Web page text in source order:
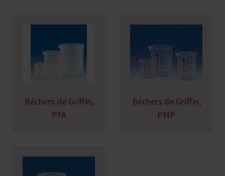
Béchers de Griffin,
PFA
Béchers de Griffin,
PMP